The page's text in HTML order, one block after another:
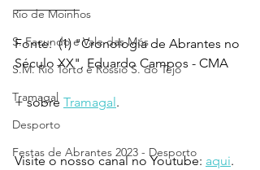
Rio de Moinhos
S. Facundo e Vale das Mós
S.M. Rio Torto e Rossio S. do Tejo
Tramagal
Desporto
Festas de Abrantes 2023 - Desporto
Fonte:  (1) "Cronologia de Abrantes no
Século XX", Eduardo Campos - CMA
+ sobre Tramagal.
Visite o nosso canal no Youtube: aqui.